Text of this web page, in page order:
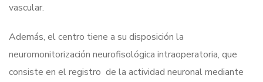
vascular.
Además, el centro tiene a su disposición la
neuromonitorización neurofisológica intraoperatoria, que
consiste en el registro de la actividad neuronal mediante